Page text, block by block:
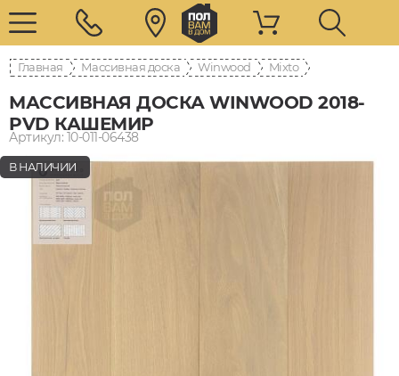
Главная Массивная доска Winwood Mixto
МАССИВНАЯ ДОСКА WINWOOD 2018-
PVD КАШЕМИР
Артикул: 10-011-06438
В НАЛИЧИИ